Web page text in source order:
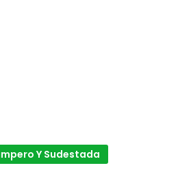
Y Sudestada